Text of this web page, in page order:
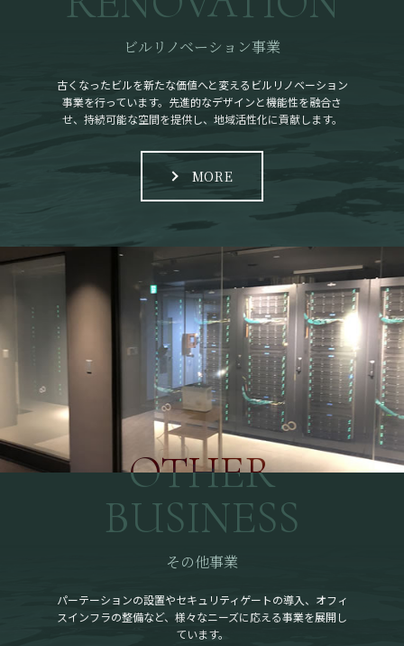
ビルリノベーション事業
古くなったビルを新たな価値へと変えるビルリノベーション
事業を行っています。先進的なデザインと機能性を融合さ
せ、持続可能な空間を提供し、地域活性化に貢献します。
MORE
OTHER
BUSINESS
その他事業
パーテーションの設置やセキュリティゲートの導入、オフィ
スインフラの整備など、様々なニーズに応える事業を展開し
ています。